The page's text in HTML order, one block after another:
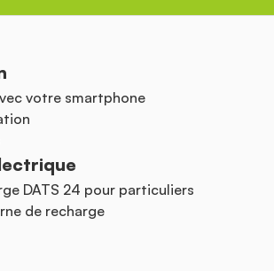
votre smartphone
DATS 24 pour particuliers
de recharge